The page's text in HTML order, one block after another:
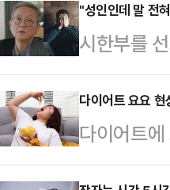
메밀, 다슬
기인 송어
소나무 마
다.송어는
방을 가지
26%이다…
"성인인데 말 전
시한부를
아들이 앓
화탐사대'
는 64세 전
부터 혼자
다이어트 요요
다이어트
른다.단기